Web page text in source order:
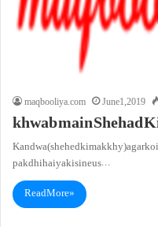
maqbooliya.com
June 1, 2019
khwab main Shehad
Kandwa (shehed ki makkhy)agar
pakdhi hai ya kisi ne us…
Read More »